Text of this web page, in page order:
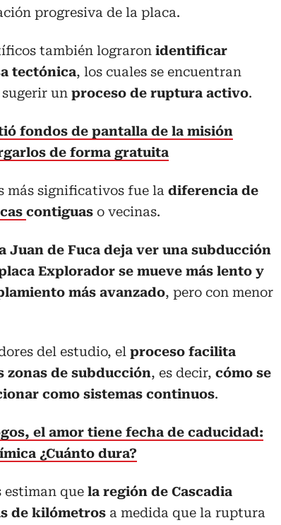
progresiva de la placa.
también lograron identificar
tectónica, los cuales se encuentran
un proceso de ruptura activo.
fondos de pantalla de la misión
de forma gratuita
más significativos fue la diferencia de
contiguas o vecinas.
Juan de Fuca deja ver una subducción
Explorador se mueve más lento y
más avanzado, pero con menor
del estudio, el proceso facilita
zonas de subducción, es decir, cómo se
como sistemas continuos.
el amor tiene fecha de caducidad:
¿Cuánto dura?
estiman que la región de Cascadia
de kilómetros a medida que la ruptura